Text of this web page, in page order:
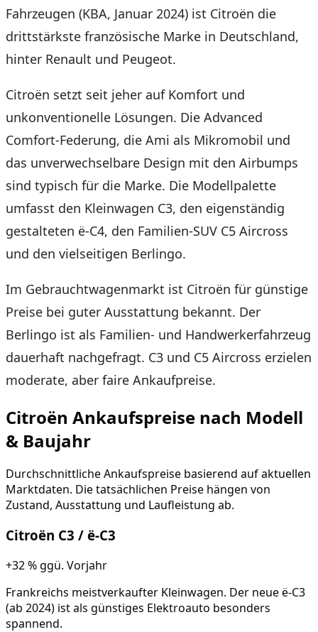
Fahrzeugen (KBA, Januar 2024) ist Citroën die
drittstärkste französische Marke in Deutschland,
hinter Renault und Peugeot.
Citroën setzt seit jeher auf Komfort und
unkonventionelle Lösungen. Die Advanced
Comfort-Federung, die Ami als Mikromobil und
das unverwechselbare Design mit den Airbumps
sind typisch für die Marke. Die Modellpalette
umfasst den Kleinwagen C3, den eigenständig
gestalteten ë-C4, den Familien-SUV C5 Aircross
und den vielseitigen Berlingo.
Im Gebrauchtwagenmarkt ist Citroën für günstige
Preise bei guter Ausstattung bekannt. Der
Berlingo ist als Familien- und Handwerkerfahrzeug
dauerhaft nachgefragt. C3 und C5 Aircross erzielen
moderate, aber faire Ankaufpreise.
Citroën Ankaufspreise nach Modell
& Baujahr
Durchschnittliche Ankaufspreise basierend auf aktuellen
Marktdaten. Die tatsächlichen Preise hängen von
Zustand, Ausstattung und Laufleistung ab.
Citroën C3 / ë-C3
+32 %ggü. Vorjahr
Frankreichs meistverkaufter Kleinwagen. Der neue ë-C3
(ab 2024) ist als günstiges Elektroauto besonders
spannend.